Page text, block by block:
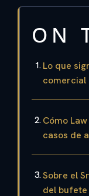
ON
Lo que
comercial
Cómo
casos de
Sobre el
del bufete